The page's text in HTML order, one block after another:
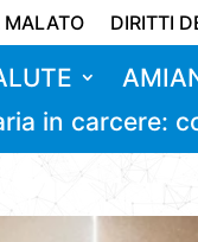
MALATO DIRITTI
in carcere: